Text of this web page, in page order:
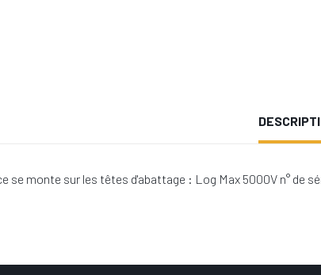
se monte sur les têtes d'abattage : Log Max 5000V n° de